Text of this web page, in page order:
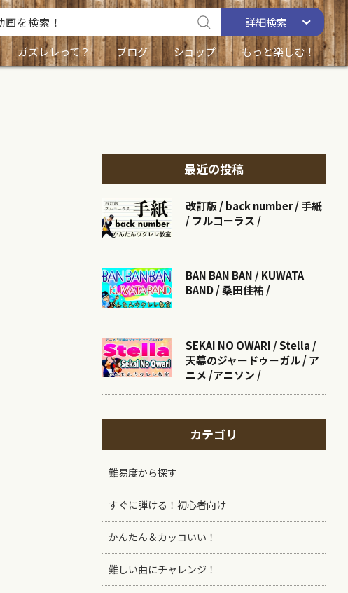
詳細検索
ガズレレって？ ブログ ショップ もっと楽しむ！
最近の投稿
改訂版 / back number / 手紙
/ フルコーラス /
BAN BAN BAN / KUWATA
BAND / 桑田佳祐 /
SEKAI NO OWARI / Stella /
天幕のジャードゥーガル / ア
ニメ /アニソン /
カテゴリ
難易度から探す
すぐに弾ける！初心者向け
かんたん＆カッコいい！
難しい曲にチャレンジ！